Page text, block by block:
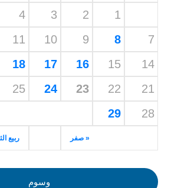
« صفر ربيع
1
2
3
4
7
8
9
10
11
14
15
16
17
18
21
22
23
24
25
28
29
وسوم